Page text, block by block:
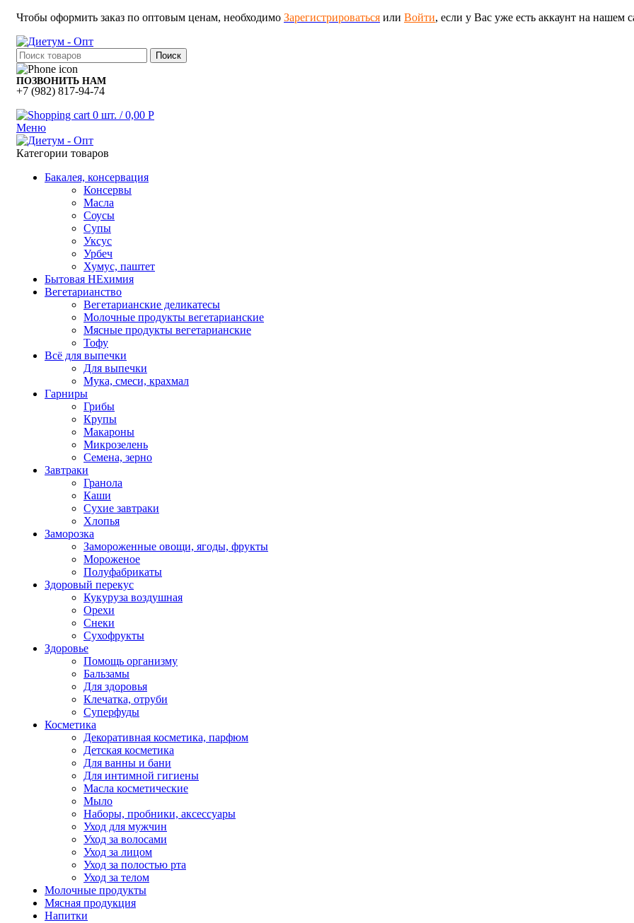
Чтобы оформить заказ по оптовым ценам, необходимо Зарегистрироваться или Войти, если у Вас уже есть аккаунт на нашем
Поиск
ПОЗВОНИТЬ НАМ
+7 (982) 817-94-74
0 шт. / 0,00 Р
Меню
Категории товаров
Бакалея, консервация
Консервы
Масла
Соусы
Супы
Уксус
Урбеч
Хумус, паштет
Бытовая НЕхимия
Вегетарианство
Вегетарианские деликатесы
Молочные продукты вегетарианские
Мясные продукты вегетарианские
Тофу
Всё для выпечки
Для выпечки
Мука, смеси, крахмал
Гарниры
Грибы
Крупы
Макароны
Микрозелень
Семена, зерно
Завтраки
Гранола
Каши
Сухие завтраки
Хлопья
Заморозка
Замороженные овощи, ягоды, фрукты
Мороженое
Полуфабрикаты
Здоровый перекус
Кукуруза воздушная
Орехи
Снеки
Сухофрукты
Здоровье
Помощь организму
Бальзамы
Для здоровья
Клечатка, отруби
Суперфуды
Косметика
Декоративная косметика, парфюм
Детская косметика
Для ванны и бани
Для интимной гигиены
Масла косметические
Мыло
Наборы, пробники, аксессуары
Уход для мужчин
Уход за волосами
Уход за лицом
Уход за полостью рта
Уход за телом
Молочные продукты
Мясная продукция
Напитки